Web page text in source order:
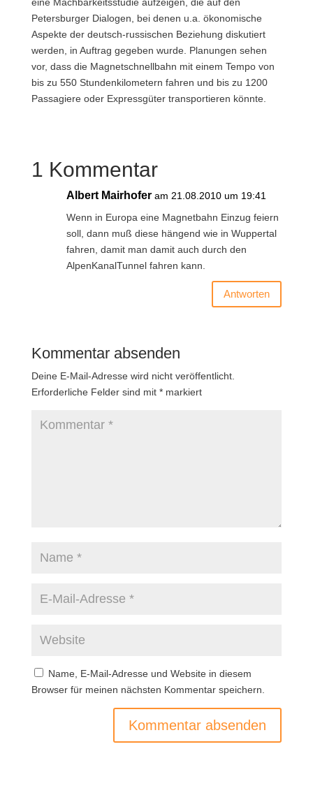
Petersburger Dialogen, bei denen u.a. ökonomische
Aspekte der deutsch-russischen Beziehung diskutiert
werden, in Auftrag gegeben wurde. Planungen sehen
vor, dass die Magnetschnellbahn mit einem Tempo von
bis zu 550 Stundenkilometern fahren und bis zu 1200
Passagiere oder Expressgüter transportieren könnte.
1 Kommentar
Albert Mairhofer am 21.08.2010 um 19:41
Wenn in Europa eine Magnetbahn Einzug feiern
soll, dann muß diese hängend wie in Wuppertal
fahren, damit man damit auch durch den
AlpenKanalTunnel fahren kann.
Antworten
Kommentar absenden
Deine E-Mail-Adresse wird nicht veröffentlicht.
Erforderliche Felder sind mit *markiert
Name, E-Mail-Adresse und Website in diesem
Browser für meinen nächsten Kommentar speichern.